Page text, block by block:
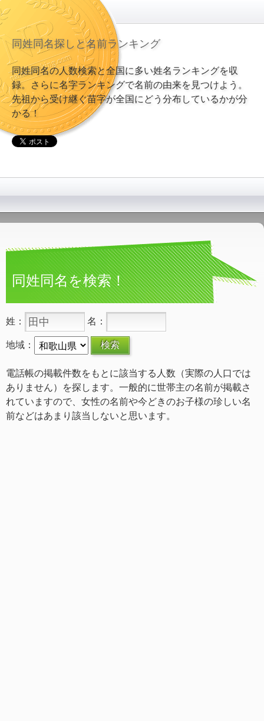
同姓同名探しと名前ランキング
同姓同名の人数検索と全国に多い姓名ランキングを収
録。さらに名字ランキングで名前の由来を見つけよう。
先祖から受け継ぐ苗字が全国にどう分布しているかが分
かる！
同姓同名を検索！
姓： 名：
地域：
電話帳の掲載件数をもとに該当する人数（実際の人口では
ありません）を探します。一般的に世帯主の名前が掲載さ
れていますので、女性の名前や今どきのお子様の珍しい名
前などはあまり該当しないと思います。